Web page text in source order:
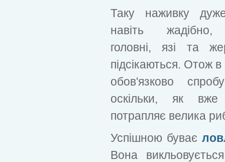
Таку наживку
навіть жадібно,
головні, язі та
підсікаються. Отож
обов'язково
оскільки, як
потрапляє велика
Успішною буває
Вона